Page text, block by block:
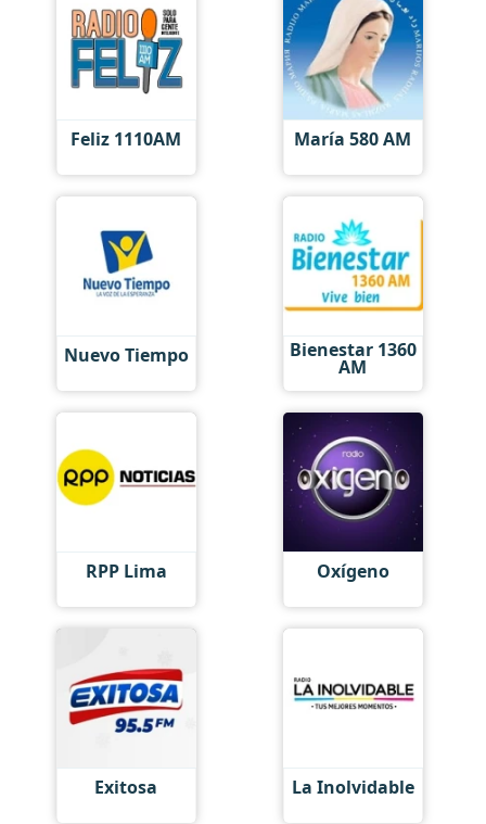
Feliz 1110AM María 580 AM
Nuevo Tiempo Bienestar 1360
AM
RPP Lima Oxígeno
Exitosa La Inolvidable